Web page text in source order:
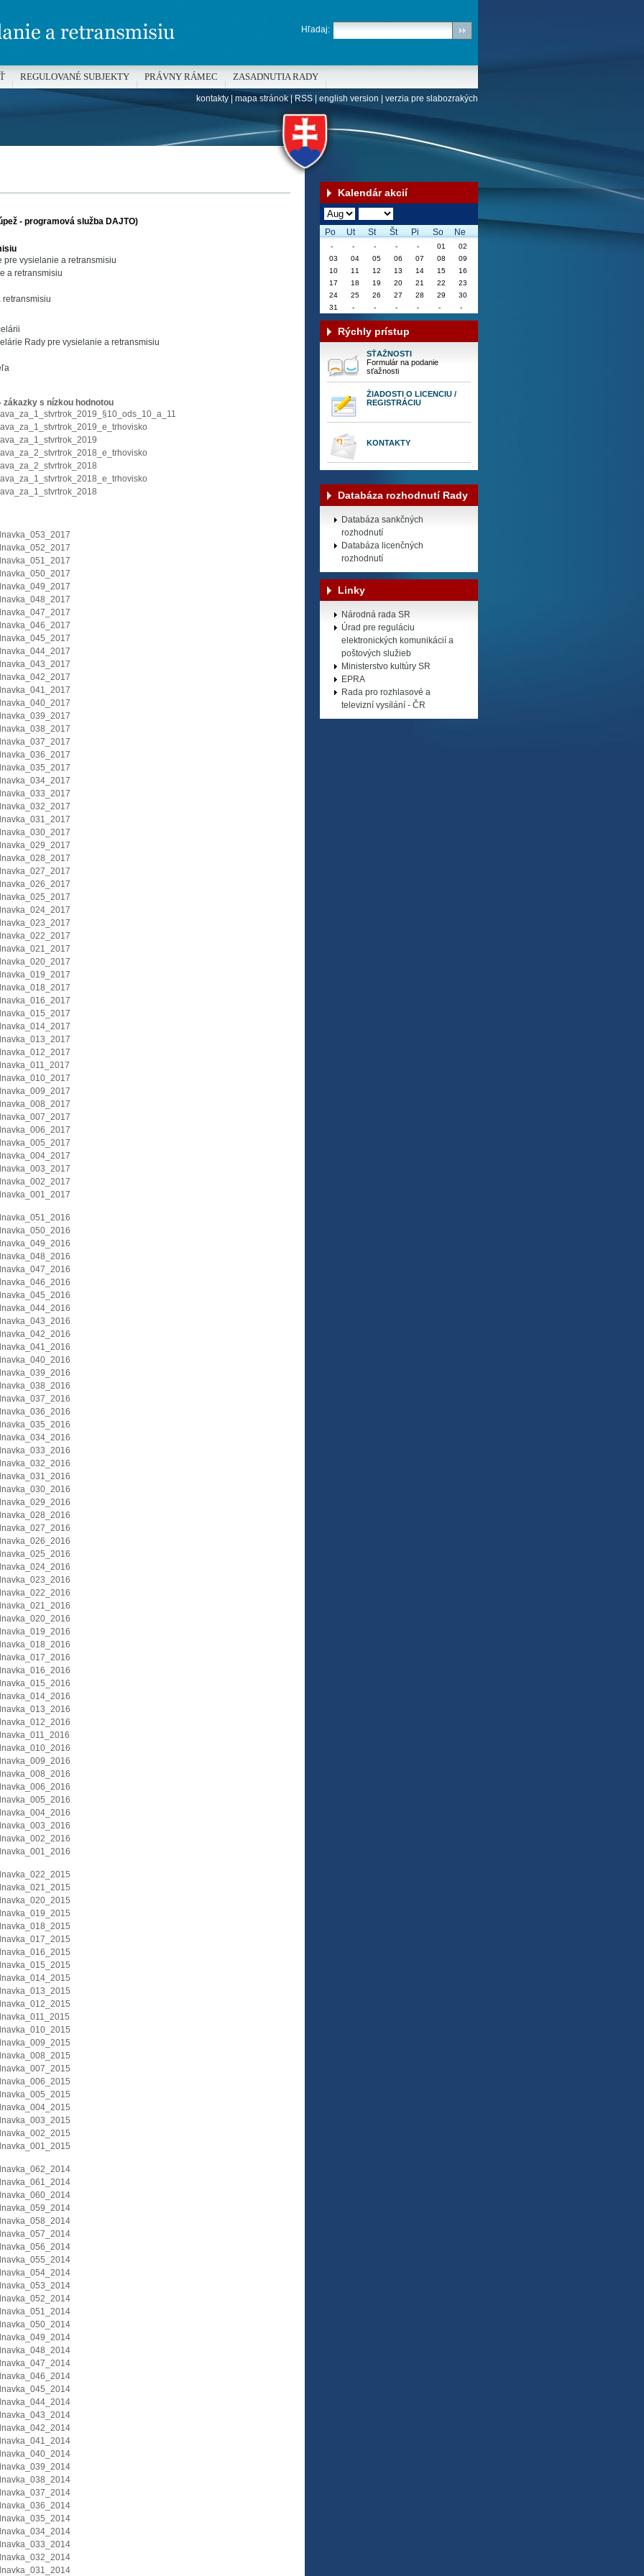
- programová služba DAJTO)
pre vysielanie a retransmisiu
a retransmisiu
retransmisiu
Rady pre vysielanie a retransmisiu
zákazky s nízkou hodnotou
Kalendár akcií
Po Ut St Št Pi So Ne
Rýchly prístup
SŤAŽNOSTI
Formulár na podanie
sťažnosti
ŽIADOSTI O LICENCIU /
REGISTRÁCIU
KONTAKTY
Databáza rozhodnutí Rady
Databáza sankčných
rozhodnutí
Databáza licenčných
rozhodnutí
Linky
Národná rada SR
Úrad pre reguláciu
elektronických komunikácií a
poštových služieb
Ministerstvo kultúry SR
EPRA
Rada pro rozhlasové a
televizní vysílání - ČR
Hľadaj:
REGULOVANÉ SUBJEKTY PRÁVNY RÁMEC ZASADNUTIA RADY
kontakty| mapa stránok|RSS| english version verzia pre slabozrakých